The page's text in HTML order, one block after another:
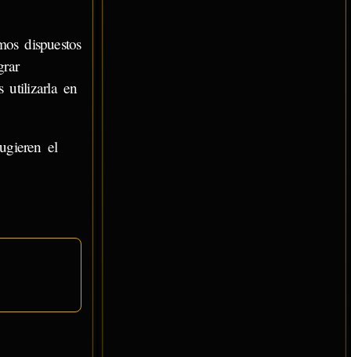
dispuestos
utilizarla en
el